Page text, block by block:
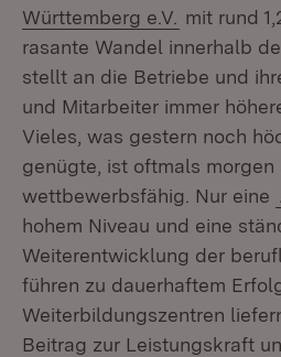
Württemberg e.V. (Öffnet in
mit rund
rasante Wandel innerhalb
stellt an die Betriebe und
und Mitarbeiter immer
Vieles, was gestern noch
genügte, ist oftmals
wettbewerbsfähig. Nur eine
hohem Niveau und eine
Weiterentwicklung der
führen zu dauerhaftem
Weiterbildungszentren
Beitrag zur Leistungskraft